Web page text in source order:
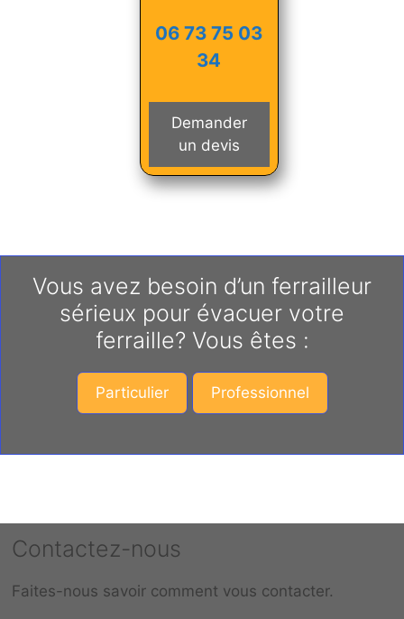
06 73 75 03
34
Demander
un devis
Vous avez besoin d’un ferrailleur
sérieux pour évacuer votre
ferraille? Vous êtes :
Particulier Professionnel
Contactez-nous
Faites-nous savoir comment vous contacter.